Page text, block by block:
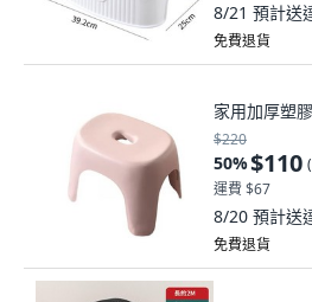
8/21 預計送
免費退貨
家用加厚塑
$220
50%$110 (
運費 $67
8/20 預計送
免費退貨